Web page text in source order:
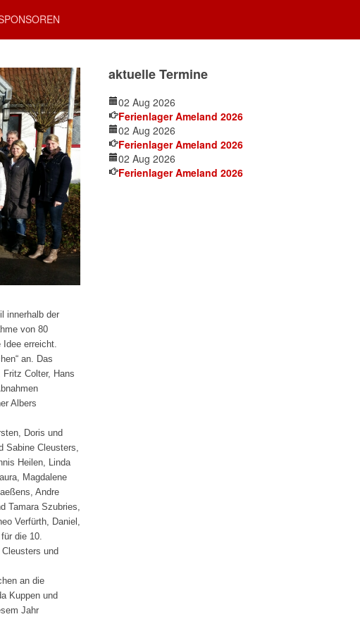
innerhalb der
von 80
Idee erreicht.
an. Das
Colter, Hans
Albers
Doris und
Sabine Cleusters,
Heilen, Linda
Magdalene
Andre
Tamara Szubries,
Verfürth, Daniel,
die 10.
und
an die
Kuppen und
Jahr
aktuelle Termine
02 Aug 2026
Ferienlager Ameland 2026
02 Aug 2026
Ferienlager Ameland 2026
02 Aug 2026
Ferienlager Ameland 2026